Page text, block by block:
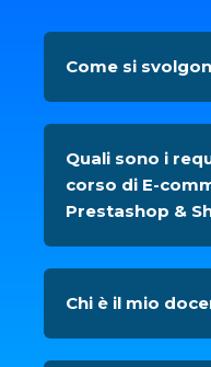
Come si
Quali sono i
corso di E-
Prestashop &
Chi è il mio